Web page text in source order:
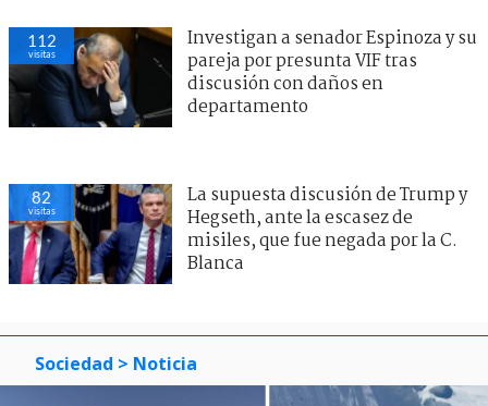
112
visitas
Investigan a senador Espinoza y su
pareja por presunta VIF tras
discusión con daños en
departamento
82
visitas
La supuesta discusión de Trump y
Hegseth, ante la escasez de
misiles, que fue negada por la C.
Blanca
Sociedad > Noticia